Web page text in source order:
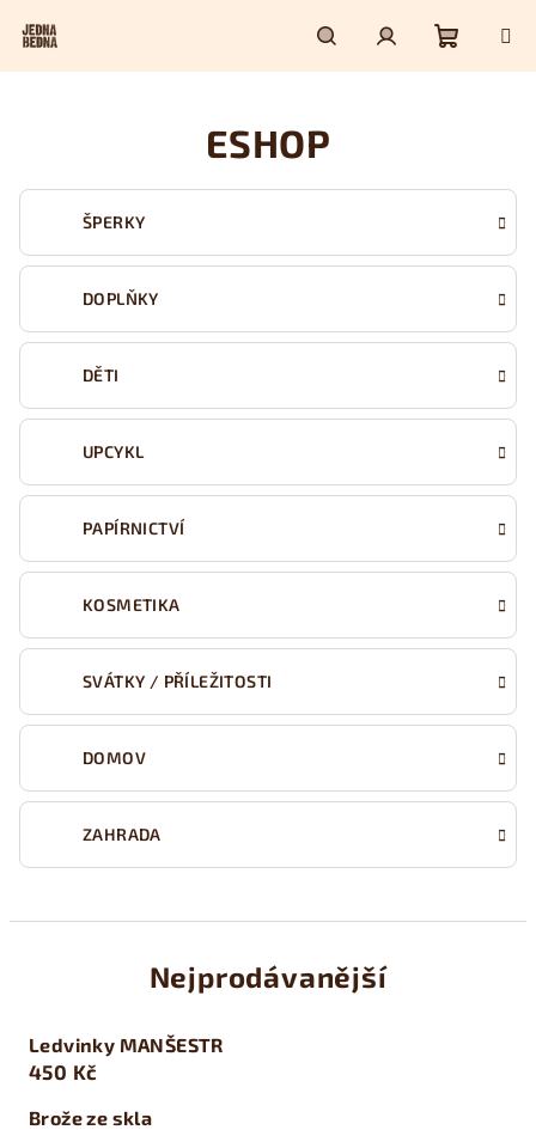
HledatPřihlášení
ESHOP
ŠPERKY
DOPLŇKY
DĚTI
UPCYKL
PAPÍRNICTVÍ
KOSMETIKA
SVÁTKY / PŘÍLEŽITOSTI
DOMOV
ZAHRADA
Nejprodávanější
Ledvinky MANŠESTR
450 Kč
Brože ze skla